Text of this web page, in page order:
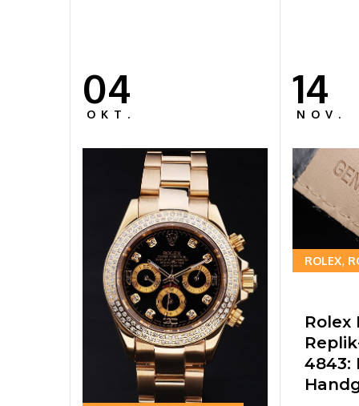
Posted
on
04
OKT.
Posted
on
14
NOV.
ROLEX
Rolex
4843: